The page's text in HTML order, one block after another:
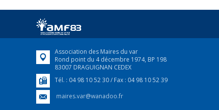
Afin d’accompagner au mieux les réfugiés
FEUILLETER
Association des Maires du var
Rond point du 4 décembre 1974, BP 198
83007 DRAGUIGNAN CEDEX
Tél. : 04 98 10 52 30 / Fax : 04 98 10 52 39
maires.var@wanadoo.fr